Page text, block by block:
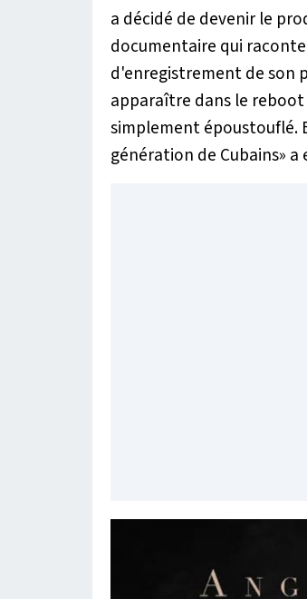
a décidé de devenir le
documentaire qui
d'enregistrement de son
apparaître dans le
simplement époustouflé.
génération de Cubains»